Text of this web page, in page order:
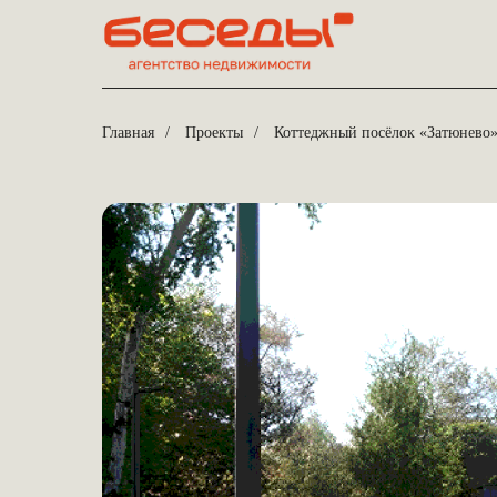
Главная / Проекты / Коттеджный посёлок «Затюнево»